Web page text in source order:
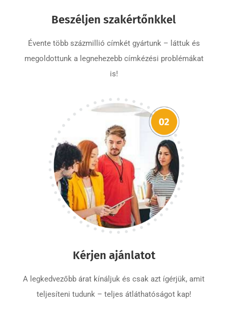
Beszéljen szakértőnkkel
Évente több százmillió címkét gyártunk – láttuk és
megoldottunk a legnehezebb címkézési problémákat
is!
Kérjen ajánlatot
A legkedvezőbb árat kínáljuk és csak azt ígérjük, amit
teljesíteni tudunk – teljes átláthatóságot kap!